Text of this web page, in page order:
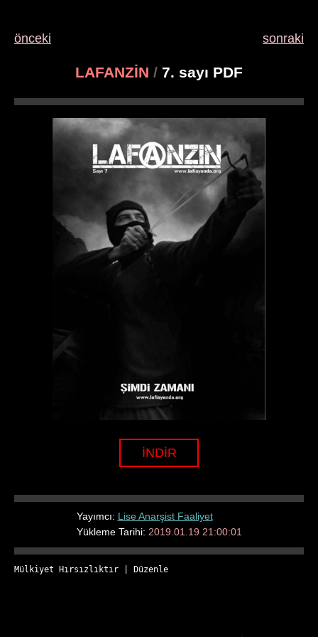
önceki sonraki
LAFANZİN / 7. sayı PDF
İNDİR
Yayımcı: Lise Anarşist Faaliyet
Yükleme Tarihi: 2019.01.19 21:00:01
Mülkiyet Hırsızlıktır Düzenle